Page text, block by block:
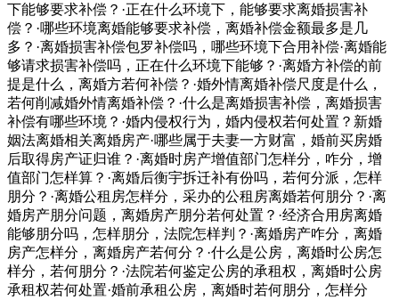
下能够要求补偿？·正在什么环境下，能够要求离婚损害补
偿？·哪些环境离婚能够要求补偿，离婚补偿金额最多是几
多？·离婚损害补偿包罗补偿吗，哪些环境下合用补偿·离婚能
够请求损害补偿吗，正在什么环境下能够？·离婚方补偿的前
提是什么，离婚方若何补偿？·婚外情离婚补偿尺度是什么，
若何削减婚外情离婚补偿？·什么是离婚损害补偿，离婚损害
补偿有哪些环境？·婚内侵权行为，婚内侵权若何处置？新婚
姻法离婚相关离婚房产·哪些属于夫妻一方财富，婚前买房婚
后取得房产证归谁？·离婚时房产增值部门怎样分，咋分，增
值部门怎样算？·离婚后衡宇拆迁补有份吗，若何分派，怎样
朋分？·离婚公租房怎样分，采办的公租房离婚若何朋分？·离
婚房产朋分问题，离婚房产朋分若何处置？·经济合用房离婚
能够朋分吗，怎样朋分，法院怎样判？·离婚房产咋分，离婚
房产怎样分，离婚房产若何分？·什么是公房，离婚时公房怎
样分，若何朋分？·法院若何鉴定公房的承租权，离婚时公房
承租权若何处置·婚前承租公房，离婚时若何朋分，怎样分